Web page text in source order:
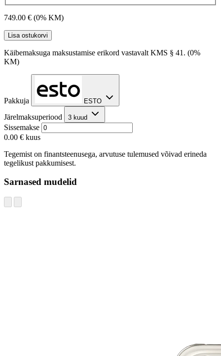
749.00 € (0% KM)
Lisa ostukorvi
Käibemaksuga maksustamise erikord vastavalt KMS § 41. (0%
KM)
Pakkuja ESTO
Järelmaksuperiood 3 kuud
Sissemakse
0.00 € kuus
Tegemist on finantsteenusega, arvutuse tulemused võivad erineda
tegelikust pakkumisest.
Sarnased mudelid